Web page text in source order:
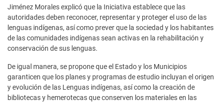
Jiménez Morales explicó que la Iniciativa establece que las
autoridades deben reconocer, representar y proteger el uso de las
lenguas indígenas, así como prever que la sociedad y los habitantes
de las comunidades indígenas sean activas en la rehabilitación y
conservación de sus lenguas.
De igual manera, se propone que el Estado y los Municipios
garanticen que los planes y programas de estudio incluyan el origen
y evolución de las Lenguas indígenas, así como la creación de
bibliotecas y hemerotecas que conserven los materiales en las